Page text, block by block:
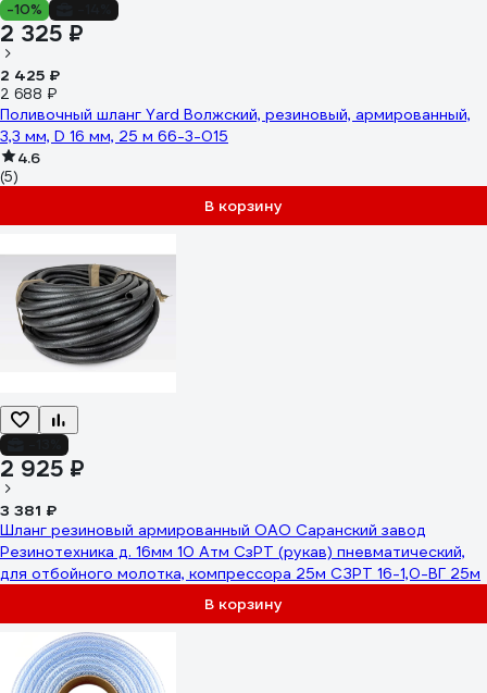
-10%
2 325 ₽
2 425 ₽
2 688 ₽
Поливочный шланг Yard Волжский, резиновый, армированный,
3,3 мм, D 16 мм, 25 м 66-3-015
4.6
(5)
В корзину
2 925 ₽
3 381 ₽
Шланг резиновый армированный ОАО Саранский завод
Резинотехника д. 16мм 10 Атм СзРТ (рукав) пневматический,
для отбойного молотка, компрессора 25м СЗРТ 16-1,0-ВГ 25м
В корзину